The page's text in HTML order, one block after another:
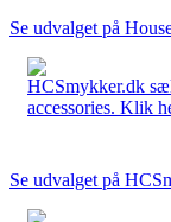
Se udvalget på
HCSmykker.dk
accessories. Klik
Se udvalget på